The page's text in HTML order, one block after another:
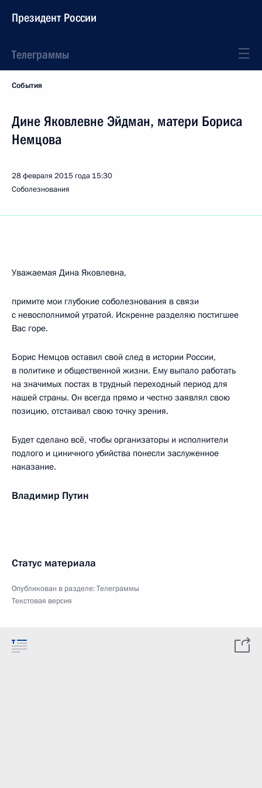
Президент России
Телеграммы
События
Дине Яковлевне Эйдман, матери Бориса
Немцова
28 февраля 2015 года 15:30
Соболезнования
Уважаемая Дина Яковлевна,
примите мои глубокие соболезнования в связи
с невосполнимой утратой. Искренне разделяю постигшее
Вас горе.
Борис Немцов оставил свой след в истории России,
в политике и общественной жизни. Ему выпало работать
на значимых постах в трудный переходный период для
нашей страны. Он всегда прямо и честно заявлял свою
позицию, отстаивал свою точку зрения.
Будет сделано всё, чтобы организаторы и исполнители
подлого и циничного убийства понесли заслуженное
наказание.
Владимир Путин
Статус материала
Опубликован в разделе:Телеграммы
Текстовая версия